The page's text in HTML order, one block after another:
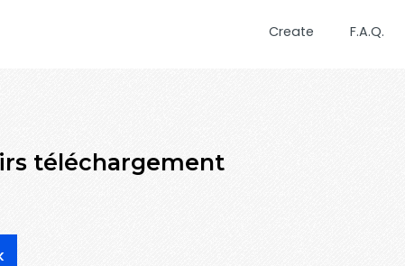
Create F.A.Q.
téléchargement